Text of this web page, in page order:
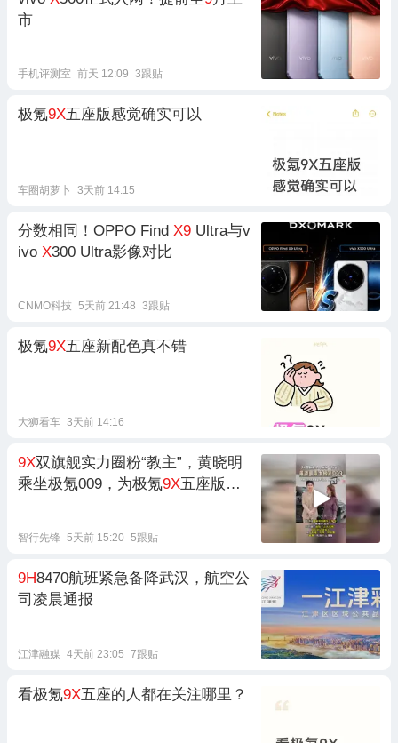
市
手机评测室 前天 12:09 3跟贴
极氪9X五座版感觉确实可以
车圈胡萝卜 3天前 14:15
分数相同！OPPO Find X9 Ultra与v
ivo X300 Ultra影像对比
CNMO科技 5天前 21:48 3跟贴
极氪9X五座新配色真不错
大狮看车 3天前 14:16
9X双旗舰实力圈粉“教主”，黄晓明
乘坐极氪009，为极氪9X五座版上
智行先锋 5天前 15:20 5跟贴
9H8470航班紧急备降武汉，航空公
司凌晨通报
江津融媒 4天前 23:05 7跟贴
看极氪9X五座的人都在关注哪里？